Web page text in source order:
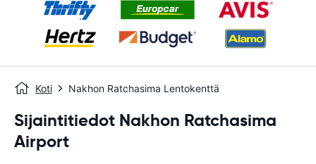
Koti Nakhon Ratchasima Lentokenttä
Sijaintitiedot Nakhon Ratchasima
Airport